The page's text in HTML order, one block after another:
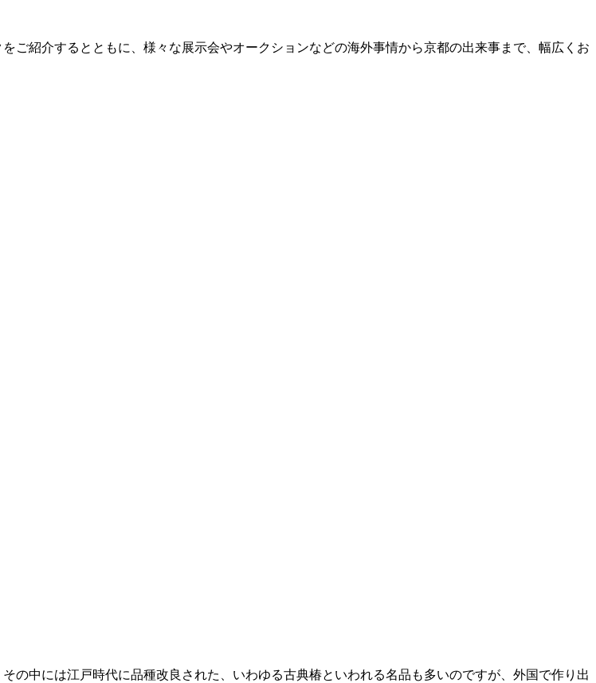
ご紹介するとともに、様々な展示会やオークションなどの海外事情から京都の出来事まで、幅広くお
の中には江戸時代に品種改良された、いわゆる古典椿といわれる名品も多いのですが、外国で作り出